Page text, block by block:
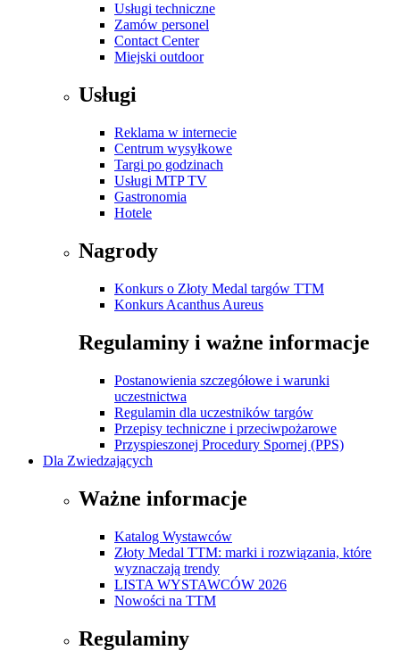
Usługi techniczne
Zamów personel
Contact Center
Miejski outdoor
Usługi
Reklama w internecie
Centrum wysyłkowe
Targi po godzinach
Usługi MTP TV
Gastronomia
Hotele
Nagrody
Konkurs o Złoty Medal targów TTM
Konkurs Acanthus Aureus
Regulaminy i ważne informacje
Postanowienia szczegółowe i warunki
uczestnictwa
Regulamin dla uczestników targów
Przepisy techniczne i przeciwpożarowe
Przyspieszonej Procedury Spornej (PPS)
Dla Zwiedzających
Ważne informacje
Katalog Wystawców
Złoty Medal TTM: marki i rozwiązania, które
wyznaczają trendy
LISTA WYSTAWCÓW 2026
Nowości na TTM
Regulaminy